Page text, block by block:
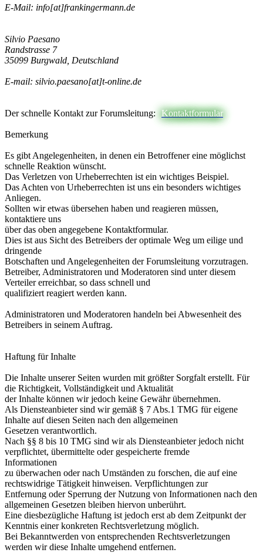
E-Mail: info[at]frankingermann.de
Silvio Paesano
Randstrasse 7
35099 Burgwald, Deutschland
E-mail: silvio.paesano[at]t-online.de
Der schnelle Kontakt zur Forumsleitung: Kontaktformular
Bemerkung
Es gibt Angelegenheiten, in denen ein Betroffener eine möglichst
schnelle Reaktion wünscht.
Das Verletzen von Urheberrechten ist ein wichtiges Beispiel.
Das Achten von Urheberrechten ist uns ein besonders wichtiges
Anliegen.
Sollten wir etwas übersehen haben und reagieren müssen,
kontaktiere uns
über das oben angegebene Kontaktformular.
Dies ist aus Sicht des Betreibers der optimale Weg um eilige und
dringende
Botschaften und Angelegenheiten der Forumsleitung vorzutragen.
Betreiber, Administratoren und Moderatoren sind unter diesem
Verteiler erreichbar, so dass schnell und
qualifiziert reagiert werden kann.
Administratoren und Moderatoren handeln bei Abwesenheit des
Betreibers in seinem Auftrag.
Haftung für Inhalte
Die Inhalte unserer Seiten wurden mit größter Sorgfalt erstellt. Für
die Richtigkeit, Vollständigkeit und Aktualität
der Inhalte können wir jedoch keine Gewähr übernehmen.
Als Diensteanbieter sind wir gemäß § 7 Abs.1 TMG für eigene
Inhalte auf diesen Seiten nach den allgemeinen
Gesetzen verantwortlich.
Nach §§ 8 bis 10 TMG sind wir als Diensteanbieter jedoch nicht
verpflichtet, übermittelte oder gespeicherte fremde
Informationen
zu überwachen oder nach Umständen zu forschen, die auf eine
rechtswidrige Tätigkeit hinweisen. Verpflichtungen zur
Entfernung oder Sperrung der Nutzung von Informationen nach den
allgemeinen Gesetzen bleiben hiervon unberührt.
Eine diesbezügliche Haftung ist jedoch erst ab dem Zeitpunkt der
Kenntnis einer konkreten Rechtsverletzung möglich.
Bei Bekanntwerden von entsprechenden Rechtsverletzungen
werden wir diese Inhalte umgehend entfernen.